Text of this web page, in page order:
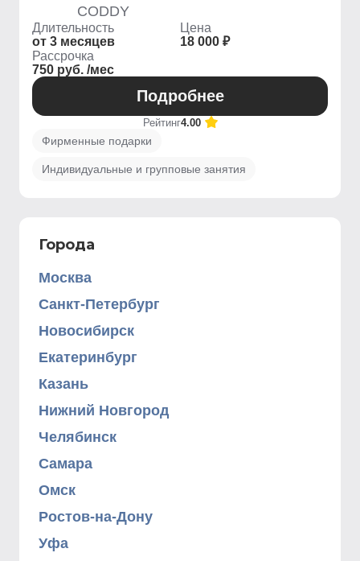
CODDY
Длительность
от 3 месяцев
Цена
18 000 ₽
Рассрочка
750 руб. /мес
Подробнее
Рейтинг4.00
Фирменные подарки
Индивидуальные и групповые занятия
Города
Москва
Санкт-Петербург
Новосибирск
Екатеринбург
Казань
Нижний Новгород
Челябинск
Самара
Омск
Ростов-на-Дону
Уфа